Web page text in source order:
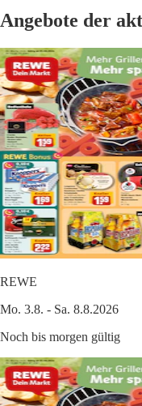
Angebote der
REWE
Mo. 3.8. - Sa. 8.8.2026
Noch bis morgen gültig